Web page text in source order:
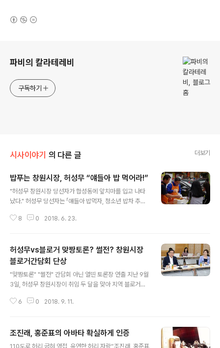
파비의 칼라테레비
구독하기
시사이야기 의 다른 글 더보기
밥푸는 창원시장, 허성무 “얘들아 밥 먹어라!”
"허성무 창원시장 당선자가 합성동에 앞치마를 입고 나타
났다." 허성무 당선자는 「얘들아 밥먹자, 청소년 밥차 추진
22일 오후 6시부터 7시까지 일일 봉사활동에 나섰다. 막
민들도 신기하다는 표정으로 쳐다보았다. 길을 가던 한 시
민은 “어머나, 이번에 시장님에 당선된 그분 아니에요?” 하
고 물어보며 “어쩜 이런 델 다 나오셨을까?” 하면서 휴대폰
을 꺼내 사진을 찍기도 했다. 당선자 수행비서에 따르면 허
성무 창원시장 당선자는 선거 때보다 당선 이후가 오히려
더 바쁜 듯하다. 당선 사흘 후부터 본격적으로 시작된 「새로
8 0 2018. 6. 23.
허성무vs블로거 맞짱토론? 썰전? 창원시장
블로거간담회 단상
"맞짱토론" "썰전" 간담회 아닌 열띤 토론장 연출 지난 9월
3일, 허성무 창원시장이 취임 두 달을 맞아 지역 블로거들
명성을 떨치고 있는 아이엠피터를 비롯 거다란, 김천령 등
장을 상대로 한 간담회답게 두 시간 내내 팽팽한 긴장감 속
에 진행되었습니다. 특히 이날 천부인권 강창원 씨는 “창원
6 0 2018. 9. 11.
조진래, 홍준표의 아바타 확실하게 인증
110도로 허리 굽혀 영접, 유연한 허리 자랑“조진래, 홍준표